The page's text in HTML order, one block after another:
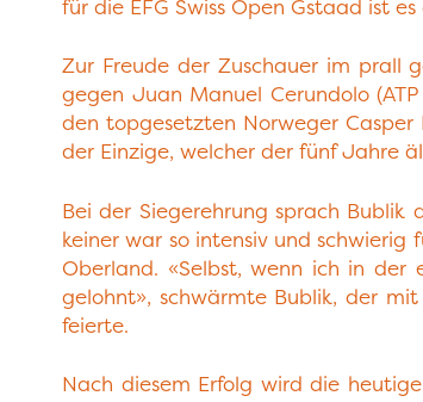
für die EFG Swiss Open Gstaad ist
Zur Freude der Zuschauer im prall
gegen Juan Manuel Cerundolo
den topgesetzten Norweger
der Einzige, welcher der fünf Jahre
Bei der Siegerehrung sprach Bublik
keiner war so intensiv und schwierig
Oberland. «Selbst, wenn ich in der
gelohnt», schwärmte Bublik, der
feierte.
Nach diesem Erfolg wird die